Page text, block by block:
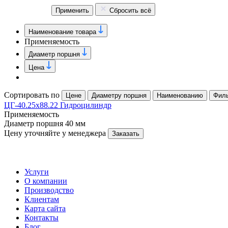
Применить Сбросить всё
Наименование товара
Применяемость
Диаметр поршня
Цена
Сортировать по Цене Диаметру поршня Наименованию
ЦГ-40.25х88.22 Гидроцилиндр
Применяемость
Диаметр поршня 40 мм
Цену уточняйте у менеджера
Заказать
Услуги
О компании
Производство
Клиентам
Карта сайта
Контакты